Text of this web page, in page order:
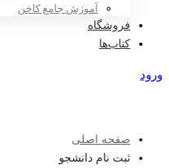
آموزش جامع کاخن
فروشگاه
کتاب‌ها
ورود
صفحه اصلی
ثبت نام دانشجو